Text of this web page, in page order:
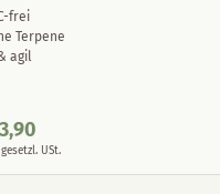
frei
Terpene
agil
USt.